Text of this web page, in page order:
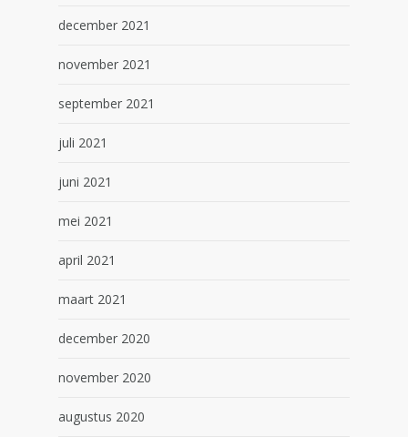
december 2021
november 2021
september 2021
juli 2021
juni 2021
mei 2021
april 2021
maart 2021
december 2020
november 2020
augustus 2020